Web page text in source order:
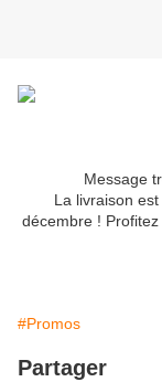
Message
La livraison
décembre !
#Promos
Partager